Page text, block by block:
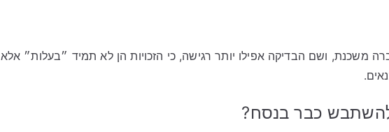
משכנת, ושם הבדיקה אפילו יותר רגישה, כי הזכויות הן לא תמיד ״בעלות״ אלא
כבר בנסח?